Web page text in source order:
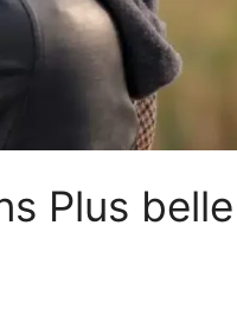
Plus belle